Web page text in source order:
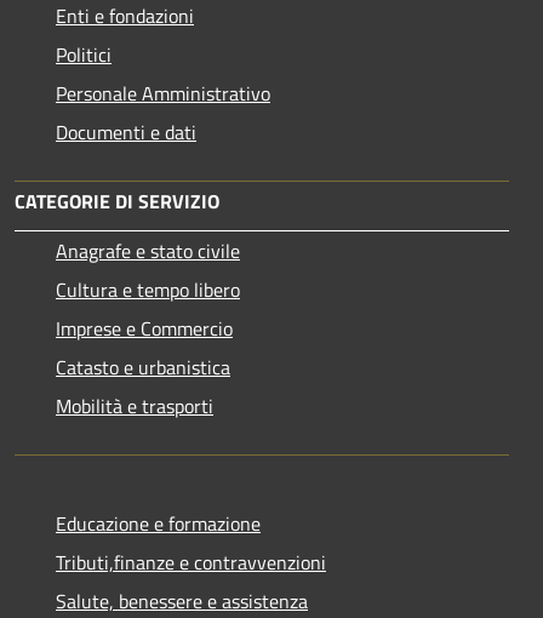
Enti e fondazioni
Politici
Personale Amministrativo
Documenti e dati
CATEGORIE DI SERVIZIO
Anagrafe e stato civile
Cultura e tempo libero
Imprese e Commercio
Catasto e urbanistica
Mobilità e trasporti
Educazione e formazione
Tributi,finanze e contravvenzioni
Salute, benessere e assistenza